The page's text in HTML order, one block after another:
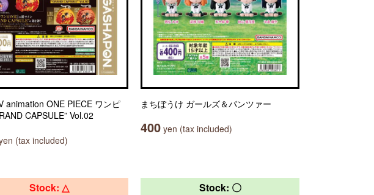
animation ONE PIECE ワンピ
CAPSULE” Vol.02
(tax included)
まちぼうけ ガールズ＆パンツァー
400 yen (tax included)
Stock: △ Stock: 〇